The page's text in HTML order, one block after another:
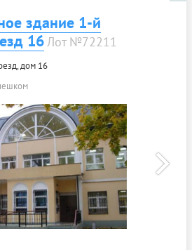
здание 1-й
16Лот №72211
дом 16